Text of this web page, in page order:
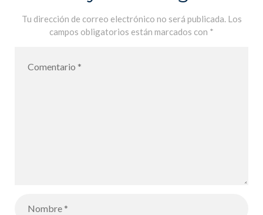
Día
Internacional
Tu dirección de correo electrónico no será publicada. Los
campos obligatorios están marcados con *